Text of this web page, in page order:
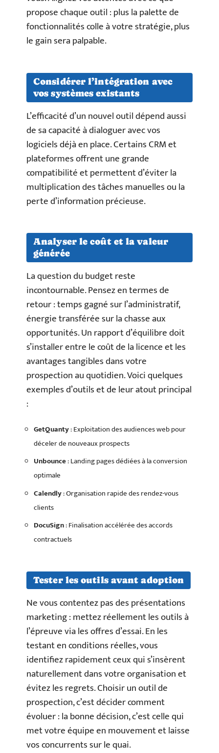
propose chaque outil : plus la palette de
fonctionnalités colle à votre stratégie, plus
le gain sera palpable.
Considérer l’intégration avec
vos systèmes existants
L’efficacité d’un nouvel outil dépend aussi
de sa capacité à dialoguer avec vos
logiciels déjà en place. Certains CRM et
plateformes offrent une grande
compatibilité et permettent d’éviter la
multiplication des tâches manuelles ou la
perte d’information précieuse.
Analyser le coût et la valeur
générée
La question du budget reste
incontournable. Pensez en termes de
retour : temps gagné sur l’administratif,
énergie transférée sur la chasse aux
opportunités. Un rapport d’équilibre doit
s’installer entre le coût de la licence et les
avantages tangibles dans votre
prospection au quotidien. Voici quelques
exemples d’outils et de leur atout principal
:
GetQuanty: Exploitation des audiences web pour
déceler de nouveaux prospects
Unbounce: Landing pages dédiées à la conversion
optimale
Calendly: Organisation rapide des rendez-vous
clients
DocuSign: Finalisation accélérée des accords
contractuels
Tester les outils avant adoption
Ne vous contentez pas des présentations
marketing : mettez réellement les outils à
l’épreuve via les offres d’essai. En les
testant en conditions réelles, vous
identifiez rapidement ceux qui s’insèrent
naturellement dans votre organisation et
évitez les regrets. Choisir un outil de
prospection, c’est décider comment
évoluer : la bonne décision, c’est celle qui
met votre équipe en mouvement et laisse
vos concurrents sur le quai.